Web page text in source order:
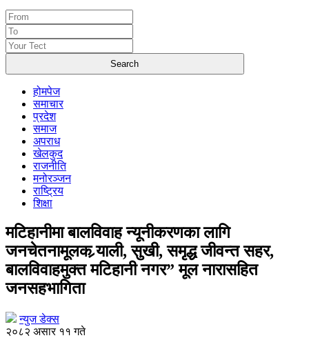
होमपेज
समाचार
प्रदेश
समाज
अपराध
खेलकुद
राजनीति
मनोरञ्जन
राष्ट्रिय
शिक्षा
मटिहानीमा बालविवाह न्यूनीकरणका लागि
जनचेतनामूलक र्‍याली, सुखी, समृद्ध जीवन्त सहर,
बालविवाहमुक्त मटिहानी नगर” मूल नारासहित
जनसहभागिता
न्युज डेक्स
२०८२ असार ११ गते